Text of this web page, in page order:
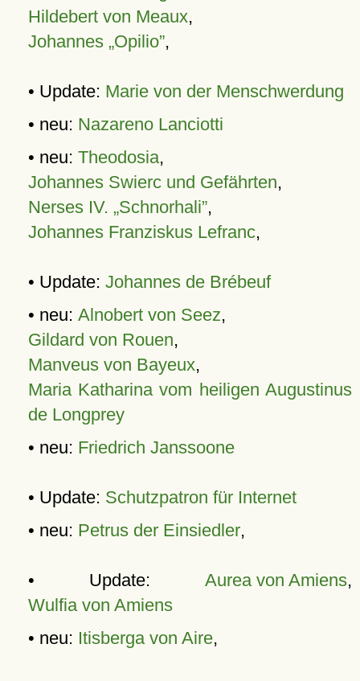
Hildebert von Meaux,
Johannes „Opilio”,
• Update: Marie von der Menschwerdung
• neu: Nazareno Lanciotti
• neu: Theodosia,
Johannes Swierc und Gefährten,
Nerses IV. „Schnorhali”,
Johannes Franziskus Lefranc,
• Update: Johannes de Brébeuf
• neu: Alnobert von Seez,
Gildard von Rouen,
Manveus von Bayeux,
Maria Katharina vom heiligen Augustinus
de Longprey
• neu: Friedrich Janssoone
• Update: Schutzpatron für Internet
• neu: Petrus der Einsiedler,
• Update: Aurea von Amiens,
Wulfia von Amiens
• neu: Itisberga von Aire,